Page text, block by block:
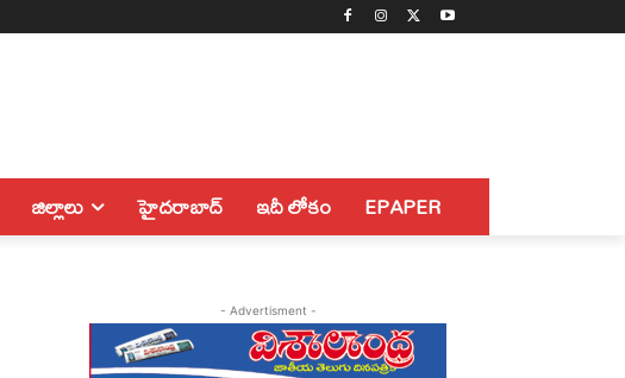
జిల్లాలు హైదరాబాద్ ఇదీ లోకం EPAPER
- Advertisment -